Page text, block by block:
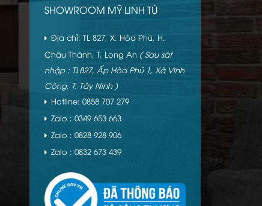
SHOWROOM MỸ LINH TÚ
Địa chỉ: TL 827, X. Hòa Phú, H.
Châu Thành, T. Long An ( Sau sát
nhập : TL827, Ấp Hòa Phú 1, Xã Vĩnh
Công, T. Tây Ninh )
Hotline: 0858 707 279
Zalo : 0349 653 663
Zalo : 0828 928 906
Zalo : 0832 673 439